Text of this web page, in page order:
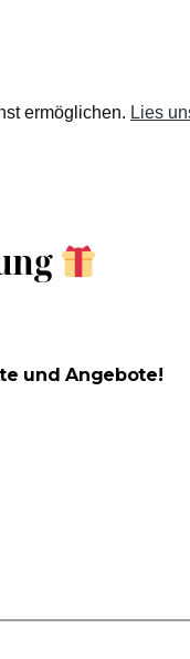
ermöglichen. Lies
und Angebote!